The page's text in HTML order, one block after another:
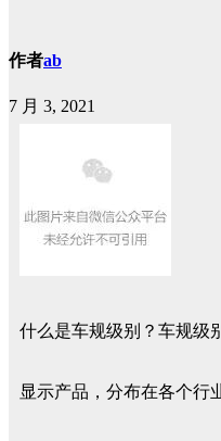
作者ab
7 月 3, 2021
什么是车规级别？车规级
显示产品，分布在各个行